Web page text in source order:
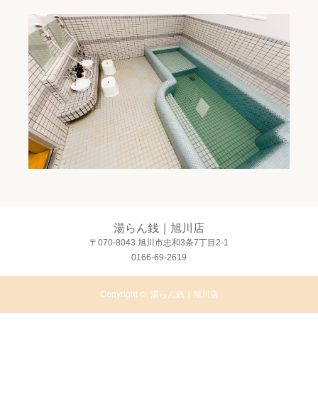
湯らん銭｜旭川店
〒070-8043 旭川市忠和3条7丁目2-1
0166-69-2619
Copyright © 湯らん銭｜旭川店